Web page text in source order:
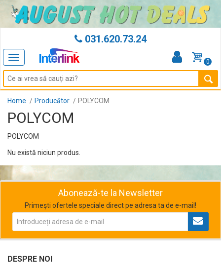
031.620.73.24
Toggle
navigation
0
Home Producător POLYCOM
POLYCOM
POLYCOM
Nu există niciun produs.
Abonează-te la Newsletter
Primești ofertele speciale direct pe adresa ta de e-mail!
DESPRE NOI